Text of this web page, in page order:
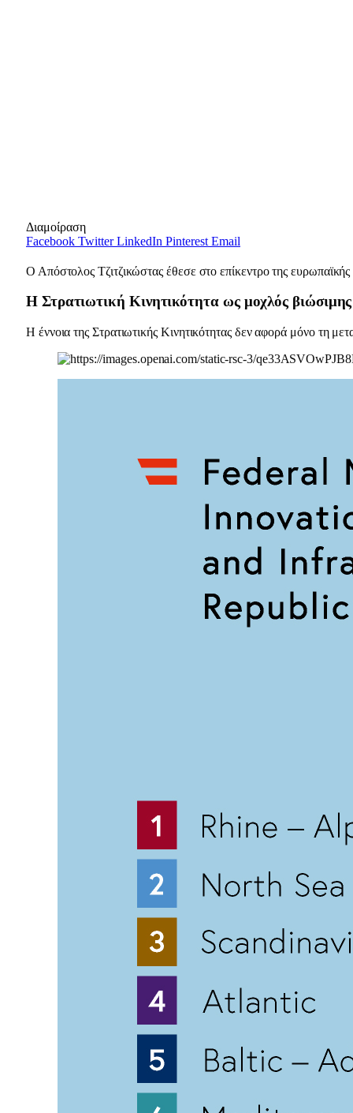
Διαμοίραση
Facebook Twitter LinkedIn Pinterest Email
Ο Απόστολος Τζιτζικώστας έθεσε στο επίκεντρο της
Η Στρατιωτική Κινητικότητα ως μοχλός
Η έννοια της Στρατιωτικής Κινητικότητας δεν αφορά μόνο τη